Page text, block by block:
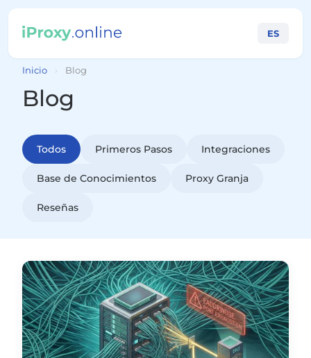
ES
Inicio › Blog
Blog
Todos Primeros Pasos Integraciones
Base de Conocimientos Proxy Granja
Reseñas